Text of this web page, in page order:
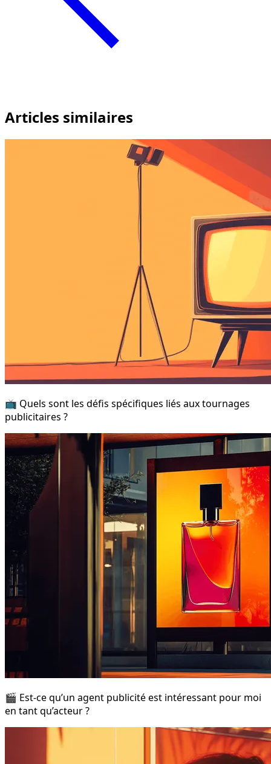
Articles similaires
📺 Quels sont les défis spécifiques liés aux tournages
publicitaires ?
🎬 Est-ce qu’un agent publicité est intéressant pour moi
en tant qu’acteur ?